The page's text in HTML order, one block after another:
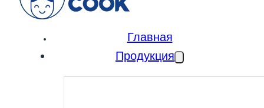
Главная
Продукция